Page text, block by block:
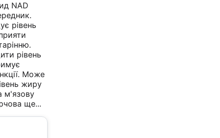
NAD
рівень
рівень
Може
жиру
м'язову
ще...